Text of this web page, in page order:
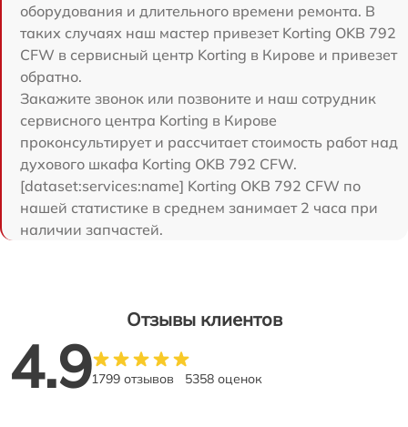
оборудования и длительного времени ремонта. В
таких случаях наш мастер привезет Korting OKB 792
CFW в сервисный центр Korting в Кирове и привезет
обратно.
Закажите звонок или позвоните и наш сотрудник
сервисного центра Korting в Кирове
проконсультирует и рассчитает стоимость работ над
духового шкафа Korting OKB 792 CFW.
[dataset:services:name] Korting OKB 792 CFW по
нашей статистике в среднем занимает 2 часа при
наличии запчастей.
Отзывы клиентов
4.91799 отзывов 5358 оценок